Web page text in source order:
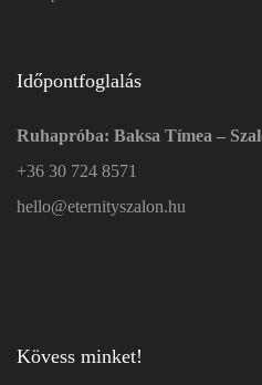
Időpontfoglalás
Ruhapróba: Baksa Tímea –
+36 30 724 8571
hello@eternityszalon.hu
Kövess minket!